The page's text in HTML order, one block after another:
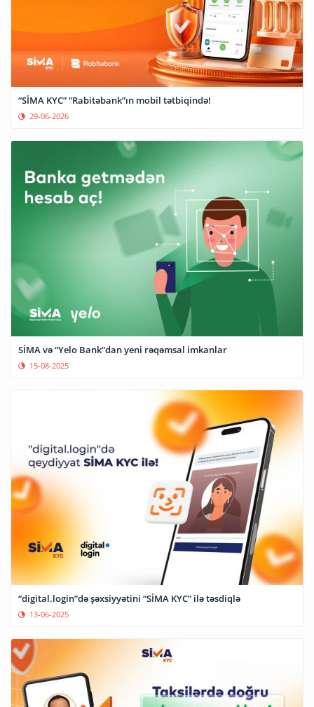
“SİMA KYC” “Rabitəbank”ın mobil tətbiqində!
29-06-2026
SİMA və “Yelo Bank”dan yeni rəqəmsal imkanlar
15-08-2025
“digital.login”də şəxsiyyətini “SİMA KYC” ilə təsdiqlə
13-06-2025